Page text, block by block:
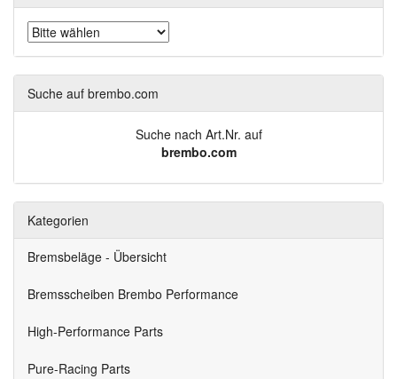
Suche auf brembo.com
Suche nach Art.Nr. auf
brembo.com
Kategorien
Bremsbeläge - Übersicht
Bremsscheiben Brembo Performance
High-Performance Parts
Pure-Racing Parts